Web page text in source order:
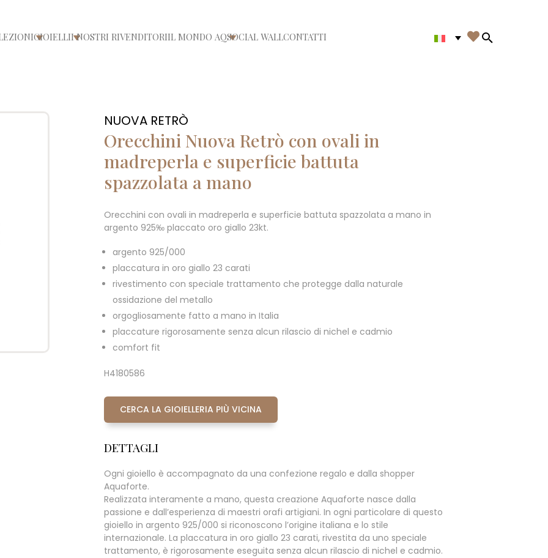
menù
Apri/chiudi menù
GIOIELLIApri/chiudi menù
I NOSTRI RIVENDITORIIL MONDO AQApri/chiudi menù
SOCIAL WALLCONTATTI 
Search in
NUOVA RETRÒ
Orecchini Nuova Retrò con ovali in
madreperla e superficie battuta
spazzolata a mano
Orecchini con ovali in madreperla e superficie battuta spazzolata a mano in
argento 925‰ placcato oro giallo 23kt.
argento 925/000
placcatura in oro giallo 23 carati
rivestimento con speciale trattamento che protegge dalla naturale
ossidazione del metallo
orgogliosamente fatto a mano in Italia
placcature rigorosamente senza alcun rilascio di nichel e cadmio
comfort fit
H4180586
CERCA LA GIOIELLERIA PIÙ VICINA
DETTAGLI
Ogni gioiello è accompagnato da una confezione regalo e dalla shopper
Aquaforte.
Realizzata interamente a mano, questa creazione Aquaforte nasce dalla
passione e dall’esperienza di maestri orafi artigiani. In ogni particolare di questo
gioiello in argento 925/000 si riconoscono l’origine italiana e lo stile
internazionale. La placcatura in oro giallo 23 carati, rivestita da uno speciale
trattamento, è rigorosamente eseguita senza alcun rilascio di nichel e cadmio.